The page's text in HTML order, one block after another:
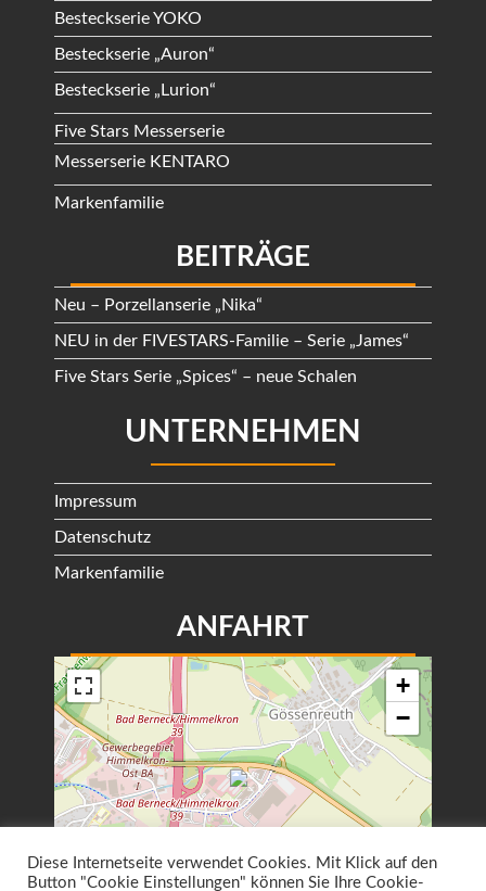
Besteckserie YOKO
Besteckserie „Auron“
Besteckserie „Lurion“
Five Stars Messerserie
Messerserie KENTARO
Markenfamilie
BEITRÄGE
Neu – Porzellanserie „Nika“
NEU in der FIVESTARS-Familie – Serie „James“
Five Stars Serie „Spices“ – neue Schalen
UNTERNEHMEN
Impressum
Datenschutz
Markenfamilie
ANFAHRT
+
−
Diese Internetseite verwendet Cookies. Mit Klick auf den
Button "Cookie Einstellungen" können Sie Ihre Cookie-